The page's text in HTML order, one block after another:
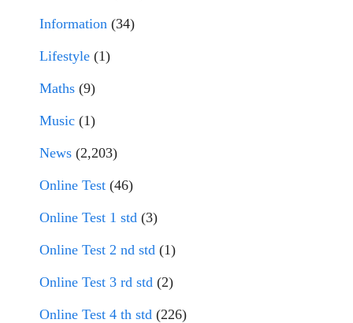
Information (34)
Lifestyle (1)
Maths (9)
Music (1)
News (2,203)
Online Test (46)
Online Test 1 std (3)
Online Test 2 nd std (1)
Online Test 3 rd std (2)
Online Test 4 th std (226)